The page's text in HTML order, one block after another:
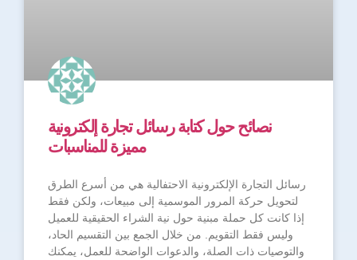
نصائح حول كتابة رسائل تجارة إلكترونية
مميزة للمناسبات
رسائل التجارة الإلكترونية الاحتفالية هي من أسرع الطرق
لتحويل حركة المرور الموسمية إلى مبيعات، ولكن فقط
إذا كانت كل حملة مبنية حول نية الشراء الحقيقية للعميل
وليس فقط التقويم. من خلال الجمع بين التقسيم الحاد،
والتوصيات ذات الصلة، والدعوات الواضحة للعمل، يمكنك